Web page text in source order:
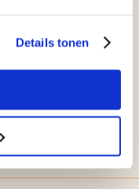
Details tonen